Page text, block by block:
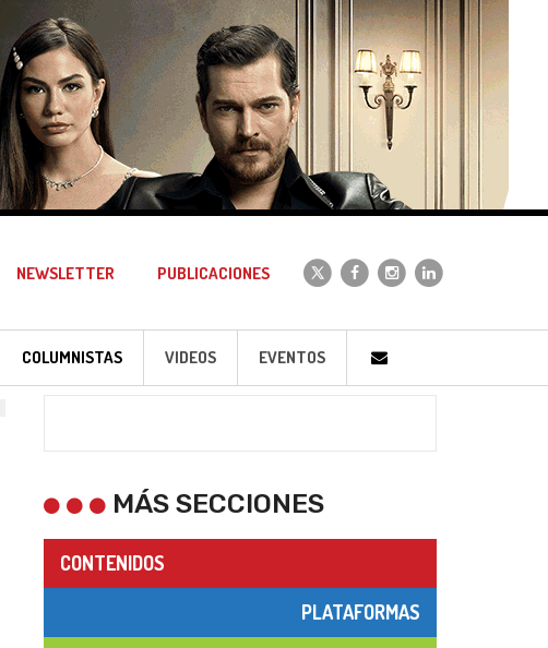
NEWSLETTER PUBLICACIONES
COLUMNISTAS VIDEOS EVENTOS
MÁS SECCIONES
CONTENIDOS
PLATAFORMAS